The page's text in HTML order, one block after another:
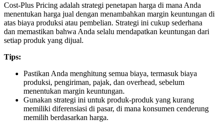
Cost-Plus Pricing adalah strategi penetapan harga di mana Anda
menentukan harga jual dengan menambahkan margin keuntungan di
atas biaya produksi atau pembelian. Strategi ini cukup sederhana
dan memastikan bahwa Anda selalu mendapatkan keuntungan dari
setiap produk yang dijual.
Tips:
Pastikan Anda menghitung semua biaya, termasuk biaya
produksi, pengiriman, pajak, dan overhead, sebelum
menentukan margin keuntungan.
Gunakan strategi ini untuk produk-produk yang kurang
memiliki diferensiasi di pasar, di mana konsumen cenderung
memilih berdasarkan harga.